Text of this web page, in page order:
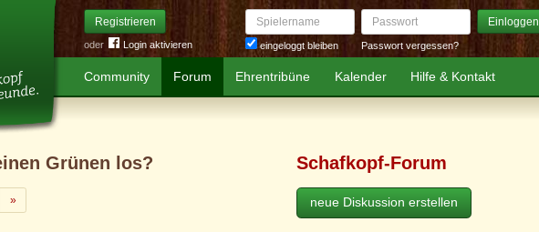
Registrieren
oder Login aktivieren
Spielername
eingeloggt bleiben
Passwort Einloggen
Passwort vergessen?
Community Forum Ehrentribüne Kalender Hilfe & Kontakt
Grünen los?
»Weiter
Schafkopf-Forum
neue Diskussion erstellen